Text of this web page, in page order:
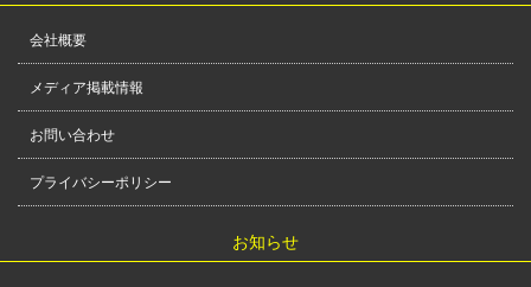
会社概要
メディア掲載情報
お問い合わせ
プライバシーポリシー
お知らせ